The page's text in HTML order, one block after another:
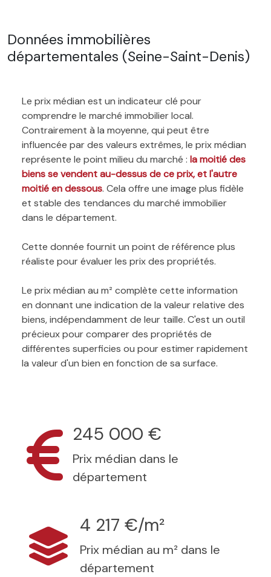
Données immobilières
départementales (Seine-Saint-Denis)
Le prix médian est un indicateur clé pour
comprendre le marché immobilier local.
Contrairement à la moyenne, qui peut être
influencée par des valeurs extrêmes, le prix médian
représente le point milieu du marché : la moitié des
biens se vendent au-dessus de ce prix, et l'autre
moitié en dessous. Cela offre une image plus fidèle
et stable des tendances du marché immobilier
dans le département.
Cette donnée fournit un point de référence plus
réaliste pour évaluer les prix des propriétés.
Le prix médian au m² complète cette information
en donnant une indication de la valeur relative des
biens, indépendamment de leur taille. C'est un outil
précieux pour comparer des propriétés de
différentes superficies ou pour estimer rapidement
la valeur d'un bien en fonction de sa surface.
245 000 €
Prix médian dans le
département
4 217 €/m²
Prix médian au m² dans le
département